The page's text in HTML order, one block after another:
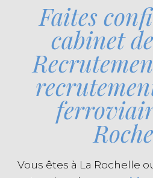
Faites
cabinet
Vous êtes à La Rochelle